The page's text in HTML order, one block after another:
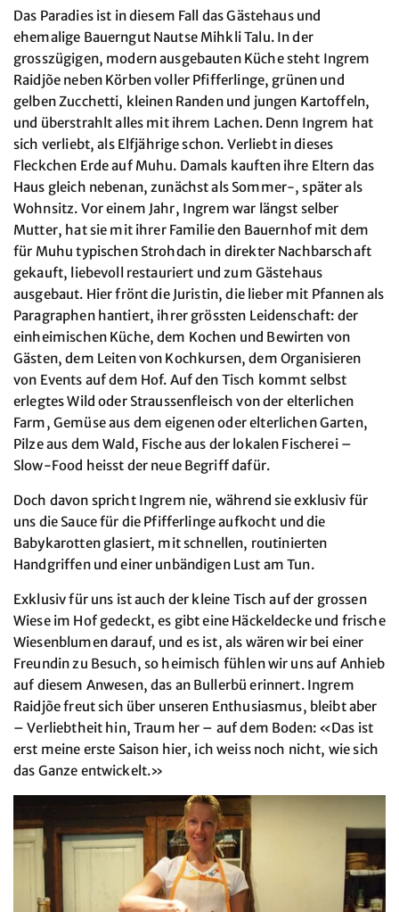
Das Paradies ist in diesem Fall das Gästehaus und
ehemalige Bauerngut Nautse Mihkli Talu. In der
grosszügigen, modern ausgebauten Küche steht Ingrem
Raidjõe neben Körben voller Pfifferlinge, grünen und
gelben Zucchetti, kleinen Randen und jungen Kartoffeln,
und überstrahlt alles mit ihrem Lachen. Denn Ingrem hat
sich verliebt, als Elfjährige schon. Verliebt in dieses
Fleckchen Erde auf Muhu. Damals kauften ihre Eltern das
Haus gleich nebenan, zunächst als Sommer-, später als
Wohnsitz. Vor einem Jahr, Ingrem war längst selber
Mutter, hat sie mit ihrer Familie den Bauernhof mit dem
für Muhu typischen Strohdach in direkter Nachbarschaft
gekauft, liebevoll restauriert und zum Gästehaus
ausgebaut. Hier frönt die Juristin, die lieber mit Pfannen als
Paragraphen hantiert, ihrer grössten Leidenschaft: der
einheimischen Küche, dem Kochen und Bewirten von
Gästen, dem Leiten von Kochkursen, dem Organisieren
von Events auf dem Hof. Auf den Tisch kommt selbst
erlegtes Wild oder Straussenfleisch von der elterlichen
Farm, Gemüse aus dem eigenen oder elterlichen Garten,
Pilze aus dem Wald, Fische aus der lokalen Fischerei –
Slow-Food heisst der neue Begriff dafür.
Doch davon spricht Ingrem nie, während sie exklusiv für
uns die Sauce für die Pfifferlinge aufkocht und die
Babykarotten glasiert, mit schnellen, routinierten
Handgriffen und einer unbändigen Lust am Tun.
Exklusiv für uns ist auch der kleine Tisch auf der grossen
Wiese im Hof gedeckt, es gibt eine Häckeldecke und frische
Wiesenblumen darauf, und es ist, als wären wir bei einer
Freundin zu Besuch, so heimisch fühlen wir uns auf Anhieb
auf diesem Anwesen, das an Bullerbü erinnert. Ingrem
Raidjõe freut sich über unseren Enthusiasmus, bleibt aber
– Verliebtheit hin, Traum her – auf dem Boden: «Das ist
erst meine erste Saison hier, ich weiss noch nicht, wie sich
das Ganze entwickelt.»